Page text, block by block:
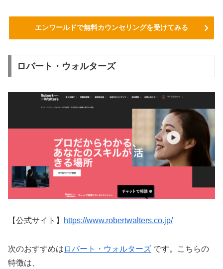
エンワールドで無料カウンセリングを受けてみる
ロバート・ウォルターズ
【公式サイト】 https://www.robertwalters.co.jp/
次のおすすめは ロバート・ウォルターズ です。こちらの
特徴は、